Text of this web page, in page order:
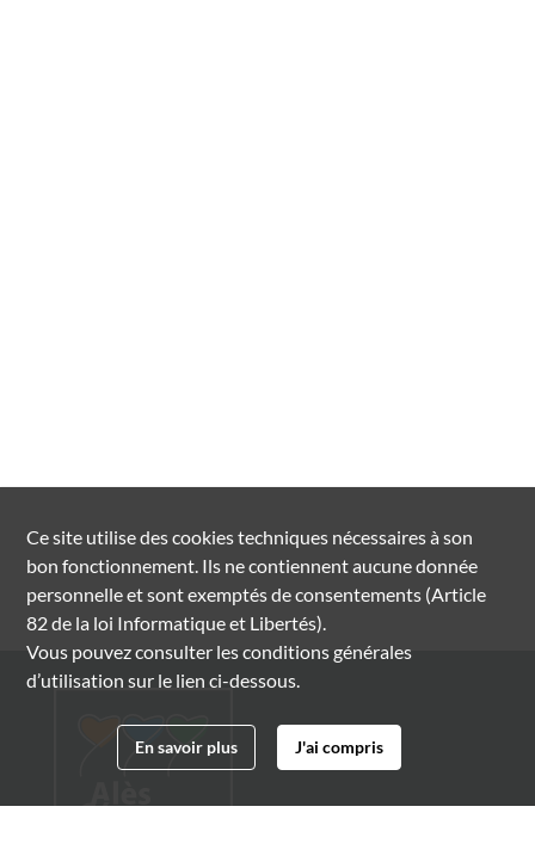
Ce site utilise descookiestechniques nécessaires à son
bon fonctionnement. Ils ne contiennent aucune donnée
personnelle et sont exemptés de consentements (Article
82 de la loi Informatique et Libertés).
Vous pouvez consulter les conditions générales
d’utilisation sur le lien ci-dessous.
En savoir plus J'ai compris